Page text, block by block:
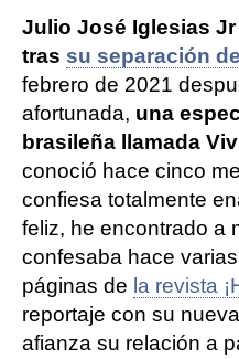
Julio José Iglesias
tras su separación
febrero de 2021
afortunada, una
brasileña llamada
conoció hace cinco
confiesa totalmente
feliz, he encontrado a
confesaba hace
páginas de la revista
reportaje con su
afianza su relación a